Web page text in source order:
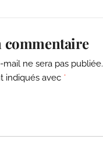
commentaire
ne sera pas publiée.
indiqués avec *